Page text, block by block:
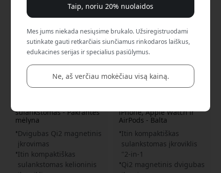
TS-2530
Twelve South butterFly SE
2-in-1 magnetinis Qi2
sulankstomas - Pakrantės
mėlyna
Dvigubas Qi2 magnetinis
įkrovimas
Itin kompaktiškas
sulankstomas kelioninis
TS-2434
Twelve South butterFly SE
kompaktiškas
iPhone, Apple Watch ir
AirPods - Balta
Itin kompaktiškas
sulankstomas įkroviklis
"2-in-1
Qi2 magnetinis dvigubas
Taip, noriu 20% nuolaidos
Mes jums niekada nesiųsime brukalo. Užsiregistruodami
sutinkate gauti retkarčiais siunčiamus rinkodaros laiškus,
edukacines serijas ir specialius pasiūlymus.
Ne, aš verčiau mokėčiau visą kainą.